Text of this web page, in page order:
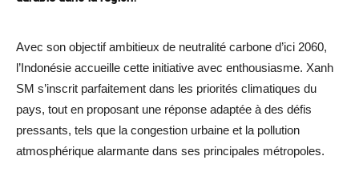
Avec son objectif ambitieux de neutralité carbone d’ici 2060,
l’Indonésie accueille cette initiative avec enthousiasme. Xanh
SM s’inscrit parfaitement dans les priorités climatiques du
pays, tout en proposant une réponse adaptée à des défis
pressants, tels que la congestion urbaine et la pollution
atmosphérique alarmante dans ses principales métropoles.